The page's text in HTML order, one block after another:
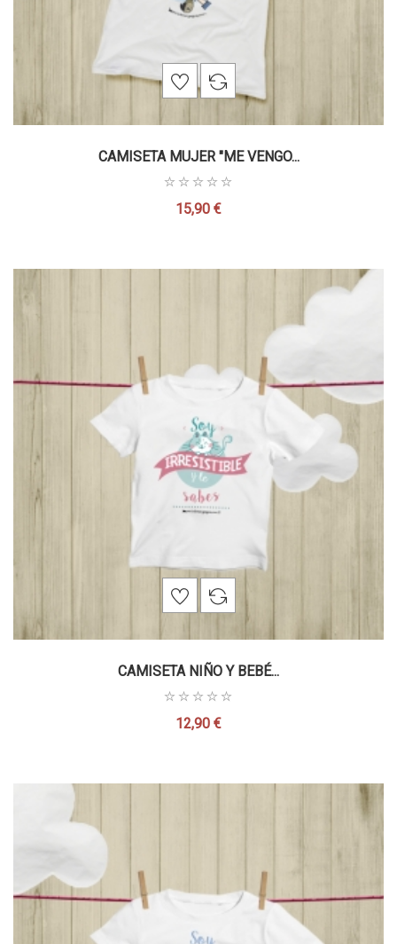
CAMISETA MUJER "ME VENGO...
Precio
15,90 €
CAMISETA NIÑO Y BEBÉ...
Precio
12,90 €